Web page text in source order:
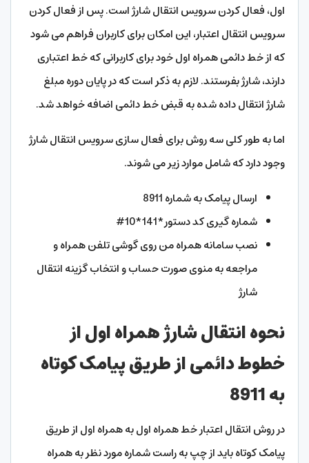
اول، فعال کردن سرویس انتقال شارژ است. پس از فعال کردن
سرویس انتقال اعتبار، این امکان برای کاربران فراهم می شود
که از خط دائمی همراه اول خود برای کاربرانی که خط اعتباری
دارند، شارژ بفرستند. لازم به ذکر است که در پایان دوره مبلغ
شارژ انتقال داده شده به قبض خط دائمی اضافه خواهد شد.
اما به طور کلی سه روش برای فعال سازی سرویس انتقال شارژ
وجود دارد که شامل موارد زیر می شوند.
ارسال پیامک به شماره 8911
شماره گیری کد دستور*141*10#
نصب سامانه همراه من روی گوشی تلفن همراه و
مراجعه به منوی صورت حساب و انتخاب گزینه انتقال
شارژ
نحوه انتقال شارژ همراه اول از
خطوط دائمی از طریق پیامک کوتاه
به 8911
در روش انتقال اعتبار خط همراه اول به همراه اول از طریق
پیامک کوتاه باید از چپ به راست شماره مورد نظر به همراه